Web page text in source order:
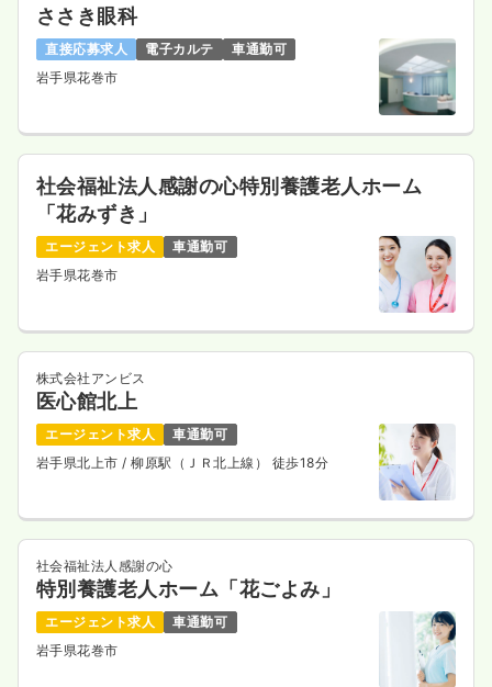
ささき眼科
直接応募求人 電子カルテ
車通勤可
岩手県花巻市
社会福祉法人感謝の心特別養護老人ホーム
「花みずき」
エージェント求人
車通勤可
岩手県花巻市
株式会社アンビス
医心館北上
エージェント求人
車通勤可
岩手県北上市/ 柳原駅（ＪＲ北上線） 徒歩18分
社会福祉法人感謝の心
特別養護老人ホーム「花ごよみ」
エージェント求人
車通勤可
岩手県花巻市